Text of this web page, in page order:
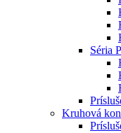
Séria
Kruhová